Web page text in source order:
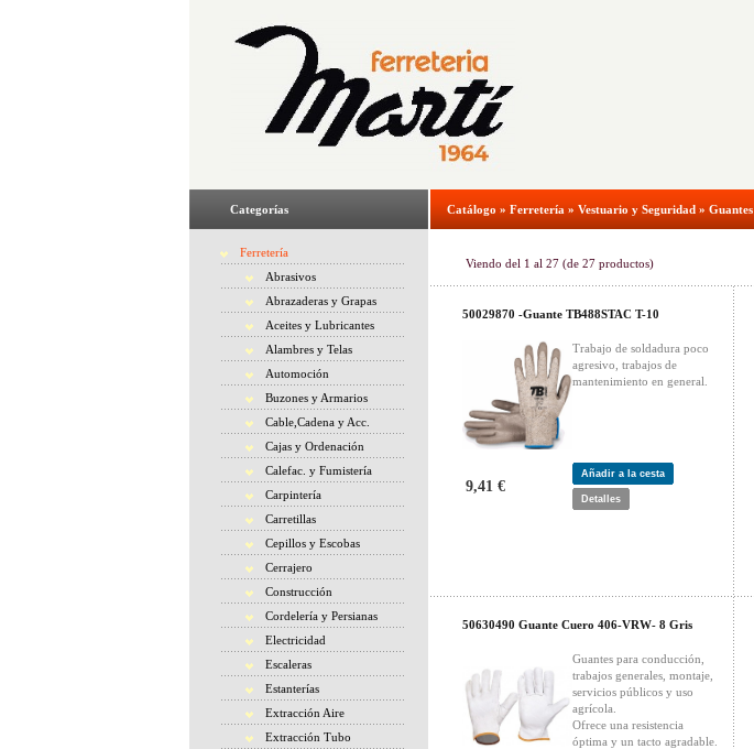
Categorías
Ferretería
Abrasivos
Abrazaderas y Grapas
Aceites y Lubricantes
Alambres y Telas
Automoción
Buzones y Armarios
Cable,Cadena y Acc.
Cajas y Ordenación
Calefac. y Fumistería
Carpintería
Carretillas
Cepillos y Escobas
Cerrajero
Construcción
Cordelería y Persianas
Electricidad
Escaleras
Estanterías
Extracción Aire
Extracción Tubo
Catálogo » Ferretería » Vestuario y Seguridad » Guantes
Viendo del 1 al 27 (de 27 productos)
50029870 -Guante TB488STAC T-10
Trabajo de soldadura poco
agresivo, trabajos de
mantenimiento en general.
9,41 €
Añadir a la cesta
Detalles
50630490 Guante Cuero 406-VRW- 8 Gris
Guantes para conducción,
trabajos generales, montaje,
servicios públicos y uso
agrícola.
Ofrece una resistencia
óptima y un tacto agradable.